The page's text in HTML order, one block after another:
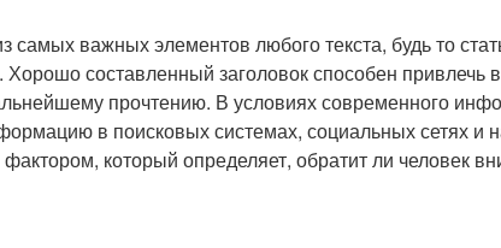
важных элементов любого текста, будь то
составленный заголовок способен привлечь
прочтению. В условиях современного
в поисковых системах, социальных сетях и
который определяет, обратит ли человек